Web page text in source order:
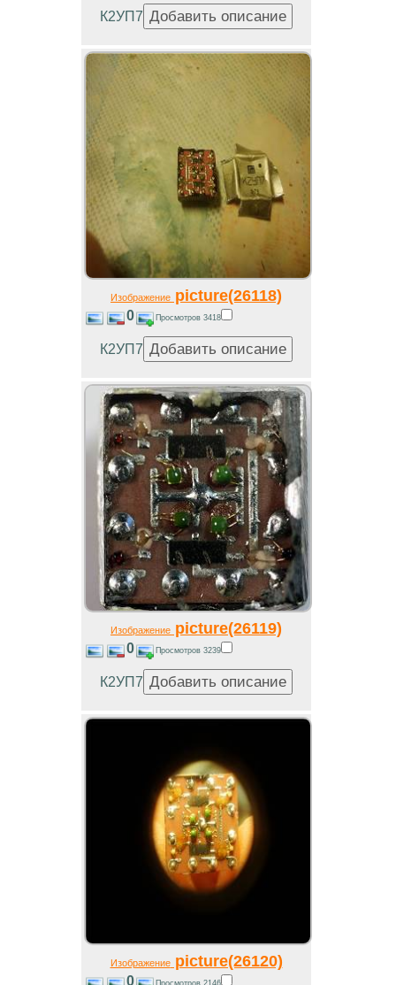
К2УП7
Изображение picture(26118)
0 Просмотров 3418
К2УП7
Изображение picture(26119)
0 Просмотров 3239
К2УП7
Изображениеpicture(26120)
0 Просмотров 2146